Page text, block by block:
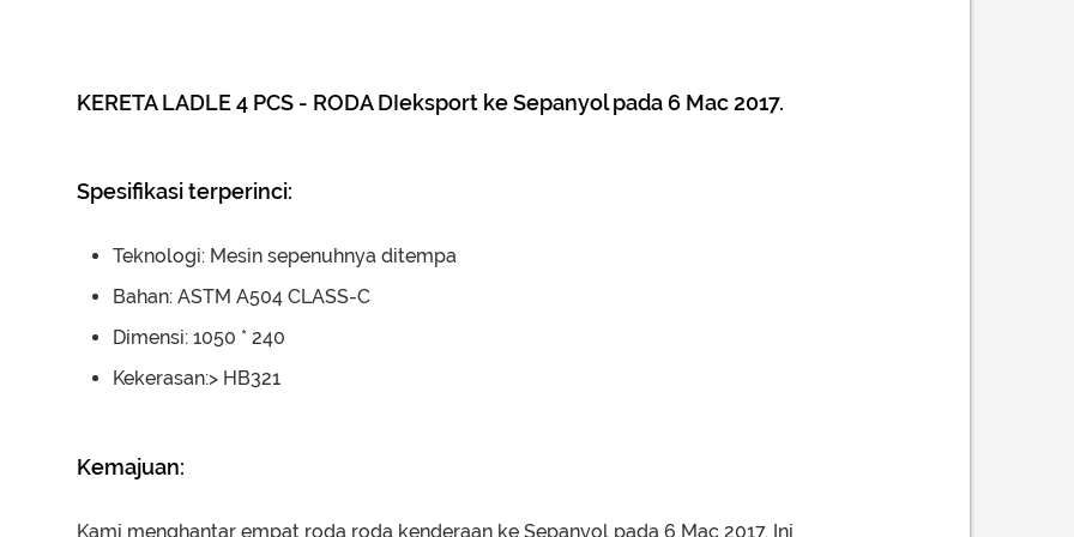
KERETA LADLE 4 PCS - RODA DIeksport ke Sepanyol pada 6 Mac 2017.
Spesifikasi terperinci:
Teknologi: Mesin sepenuhnya ditempa
Bahan: ASTM A504 CLASS-C
Dimensi: 1050 * 240
Kekerasan:> HB321
Kemajuan:
Kami menghantar empat roda roda kenderaan ke Sepanyol pada 6 Mac 2017. Ini